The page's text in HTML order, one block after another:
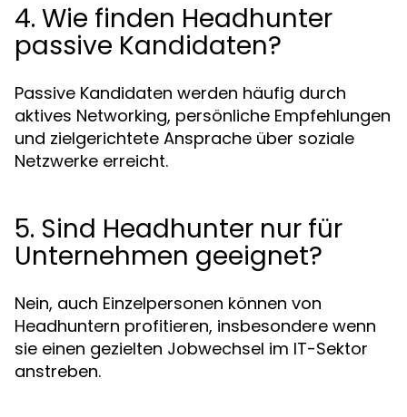
4. Wie finden Headhunter
passive Kandidaten?
Passive Kandidaten werden häufig durch
aktives Networking, persönliche Empfehlungen
und zielgerichtete Ansprache über soziale
Netzwerke erreicht.
5. Sind Headhunter nur für
Unternehmen geeignet?
Nein, auch Einzelpersonen können von
Headhuntern profitieren, insbesondere wenn
sie einen gezielten Jobwechsel im IT-Sektor
anstreben.